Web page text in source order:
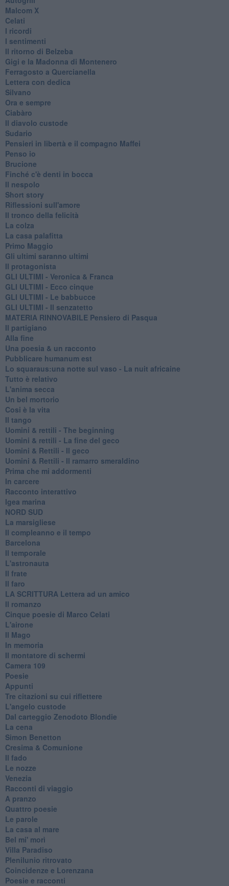
Malcom X
Celati
I ricordi
I sentimenti
Il ritorno di Belzeba
Gigi e la Madonna di Montenero
Ferragosto a Quercianella
Lettera con dedica
Silvano
Ora e sempre
Ciabàro
Il diavolo custode
Sudario
Pensieri in libertà e il compagno Maffei
Penso io
Brucione
Finché c'è denti in bocca
Il nespolo
Short story
Riflessioni sull'amore
Il tronco della felicità
La colza
La casa palafitta
Primo Maggio
Gli ultimi saranno ultimi
Il protagonista
GLI ULTIMI - Veronica & Franca
GLI ULTIMI - Ecco cinque
GLI ULTIMI - Le babbucce
GLI ULTIMI - Il senzatetto
MATERIA RINNOVABILE Pensiero di Pasqua
Il partigiano
Alla fine
Una poesia & un racconto
Pubblicare humanum est
Lo squaraus:una notte sul vaso - La nuit africaine
Tutto è relativo
L'anima secca
Un bel mortorio
Cosi è la vita
Il tango
​Uomini & rettili - The beginning
​Uomini & rettili - La fine del geco
Uomini & Rettili - Il geco
Uomini & Rettili - Il ramarro smeraldino
Prima che mi addormenti
In carcere
Racconto interattivo
Igea marina
​NORD SUD
La marsigliese
Il compleanno e il tempo
Barcelona
Il temporale
L'astronauta
Il frate
Il faro
​LA SCRITTURA Lettera ad un amico
Il romanzo
Cinque poesie di Marco Celati
L'airone
Il Mago
In memoria
Il montatore di schermi
Camera 109
Poesie
Appunti
Tre citazioni su cui riflettere
L'angelo custode
Dal carteggio Zenodoto Blondie
La cena
Simon Benetton
Cresima & Comunione
Il fado
Le nozze
Venezia
Racconti di viaggio
A pranzo
Quattro poesie
Le parole
La casa al mare
Bel mi' morì
Villa Paradiso
Plenilunio ritrovato
Coincidenze e Lorenzana
Poesie e racconti